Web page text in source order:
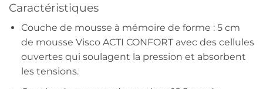
Caractéristiques
Couche de mousse à mémoire de forme : 5 cm
de mousse Visco ACTI CONFORT avec des cellules
ouvertes qui soulagent la pression et absorbent
les tensions.